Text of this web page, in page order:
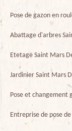
Pose de gazon en
Abattage d'arbres
Etetage Saint Mars
Jardinier Saint Mars
Pose et changement
Entreprise de pose